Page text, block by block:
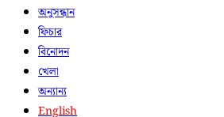
অনুসন্ধান
ফিচার
বিনোদন
খেলা
অন্যান্য
English